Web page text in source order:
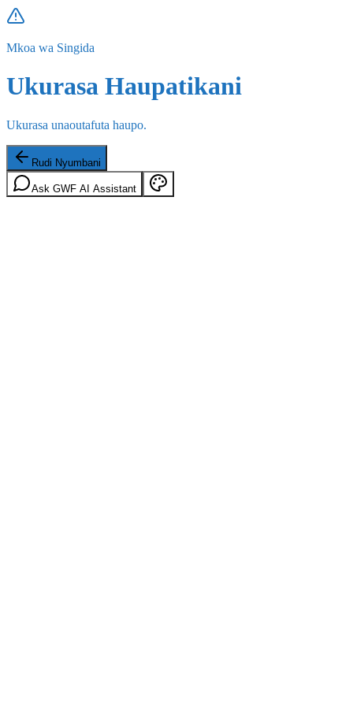
Mkoa wa Singida
Ukurasa Haupatikani
Ukurasa unaoutafuta haupo.
Rudi Nyumbani
Ask GWF AI Assistant